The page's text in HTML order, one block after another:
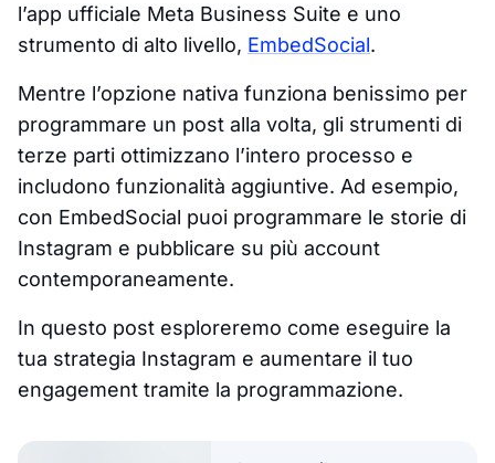
l’app ufficiale Meta Business Suite e uno
strumento di alto livello, EmbedSocial.
Mentre l’opzione nativa funziona benissimo per
programmare un post alla volta, gli strumenti di
terze parti ottimizzano l’intero processo e
includono funzionalità aggiuntive. Ad esempio,
con EmbedSocial puoi programmare le storie di
Instagram e pubblicare su più account
contemporaneamente.
In questo post esploreremo come eseguire la
tua strategia Instagram e aumentare il tuo
engagement tramite la programmazione.